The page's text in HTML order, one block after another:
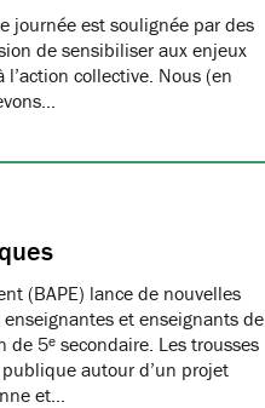
journée est soulignée par des
de sensibiliser aux enjeux
collective. Nous (en
(BAPE) lance de nouvelles
et enseignants de
5ᵉ secondaire. Les trousses
autour d’un projet
et…